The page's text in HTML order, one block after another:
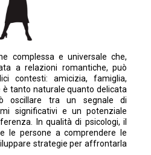
complessa e universale che,
a relazioni romantiche, può
contesti: amicizia, famiglia,
è tanto naturale quanto delicata
oscillare tra un segnale di
significativi e un potenziale
In qualità di psicologi, il
le persone a comprendere le
strategie per affrontarla